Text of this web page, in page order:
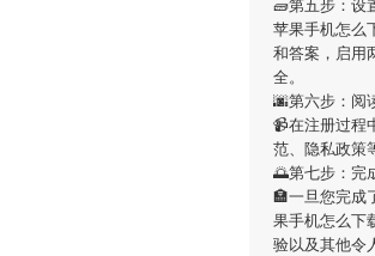
苹果手机怎么
和答案，启用
全。
🌆第六步：阅
📹在注册过程
范、隐私政策
🌅第七步：完
🏣一旦您完成
果手机怎么下
验以及其他令